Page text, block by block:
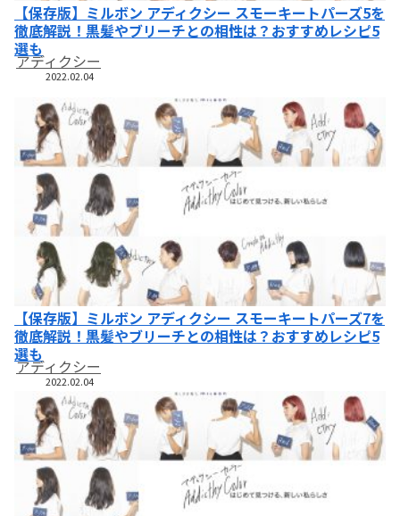
【保存版】ミルボン アディクシー スモーキートパーズ5を
徹底解説！黒髪やブリーチとの相性は？おすすめレシピ5
選も
アディクシー
2022.02.04
【保存版】ミルボン アディクシー スモーキートパーズ7を
徹底解説！黒髪やブリーチとの相性は？おすすめレシピ5
選も
アディクシー
2022.02.04